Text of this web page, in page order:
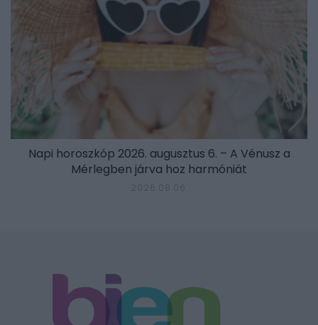
Napi horoszkóp 2026. augusztus 6. – A Vénusz a
Mérlegben járva hoz harmóniát